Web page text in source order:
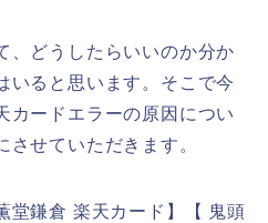
、どうしたらいいのか分か
いると思います。そこで今
カードエラーの原因につい
せていただきます。
堂鎌倉 楽天カード】【 鬼頭